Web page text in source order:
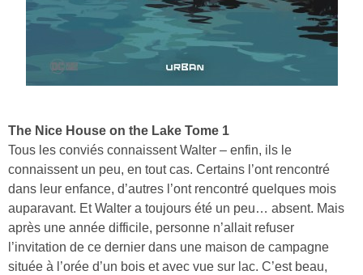
The Nice House on the Lake Tome 1
Tous les conviés connaissent Walter – enfin, ils le
connaissent un peu, en tout cas. Certains l’ont rencontré
dans leur enfance, d’autres l’ont rencontré quelques mois
auparavant. Et Walter a toujours été un peu… absent. Mais
après une année difficile, personne n’allait refuser
l’invitation de ce dernier dans une maison de campagne
située à l’orée d’un bois et avec vue sur lac. C’est beau,